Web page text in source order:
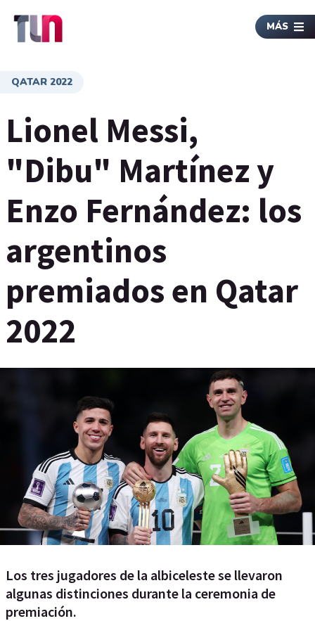
MÁS
QATAR 2022
Lionel Messi,
"Dibu" Martínez y
Enzo Fernández: los
argentinos
premiados en Qatar
2022
Los tres jugadores de la albiceleste se llevaron
algunas distinciones durante la ceremonia de
premiación.